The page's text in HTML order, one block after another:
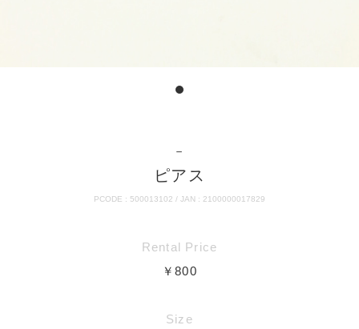
－
ピアス
PCODE : 500013102 / JAN : 2100000017829
Rental Price
￥800
Size